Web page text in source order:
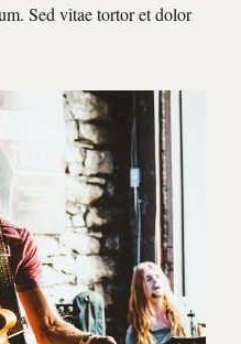
Sed vitae tortor et dolor